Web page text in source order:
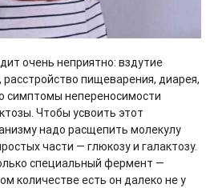
очень неприятно: вздутие
пищеварения, диарея,
симптомы непереносимости
Чтобы усвоить этот
надо расщепить молекулу
части — глюкозу и галактозу.
специальный фермент —
количестве есть он далеко не у